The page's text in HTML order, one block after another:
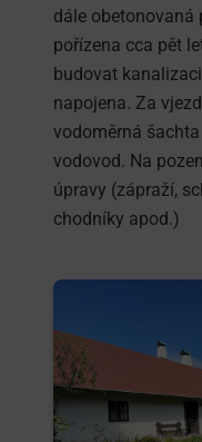
dále obetonovaná
pořízena cca pět
budovat
napojena. Za
vodoměrná
vodovod. Na
úpravy (zápraží,
chodníky apod.)